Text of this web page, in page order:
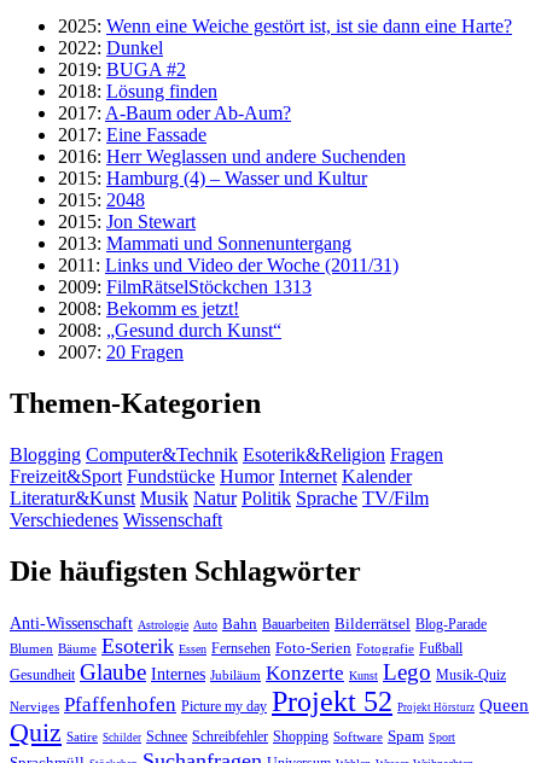
2025: Wenn eine Weiche gestört ist, ist sie dann eine Harte?
2022: Dunkel
2019: BUGA #2
2018: Lösung finden
2017: A-Baum oder Ab-Aum?
2017: Eine Fassade
2016: Herr Weglassen und andere Suchenden
2015: Hamburg (4) – Wasser und Kultur
2015: 2048
2015: Jon Stewart
2013: Mammati und Sonnenuntergang
2011: Links und Video der Woche (2011/31)
2009: FilmRätselStöckchen 1313
2008: Bekomm es jetzt!
2008: „Gesund durch Kunst“
2007: 20 Fragen
Themen-Kategorien
Blogging Computer&Technik Esoterik&Religion Fragen
Freizeit&Sport Fundstücke Humor Internet Kalender
Literatur&Kunst Musik Natur Politik Sprache TV/Film
Verschiedenes Wissenschaft
Die häufigsten Schlagwörter
Anti-Wissenschaft Astrologie Auto Bahn Bauarbeiten Bilderrätsel Blog-Parade
Blumen Bäume Esoterik Essen Fernsehen Foto-Serien Fotografie Fußball
Gesundheit Glaube Internes Jubiläum Konzerte Kunst Lego Musik-Quiz
Nerviges Pfaffenhofen Picture my day Projekt 52 Projekt Hörsturz Queen
Quiz Satire Schilder Schnee Schreibfehler Shopping Software Spam Sport